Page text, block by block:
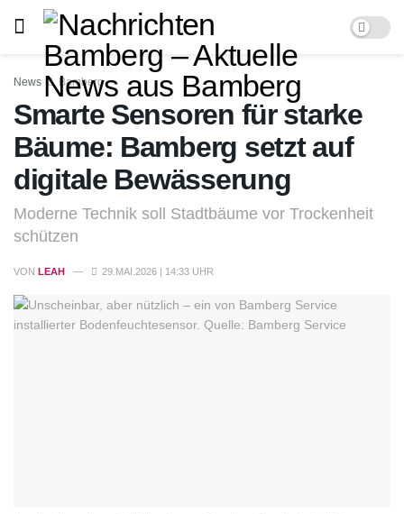
News Bamberg
Smarte Sensoren für starke
Bäume: Bamberg setzt auf
digitale Bewässerung
Moderne Technik soll Stadtbäume vor Trockenheit
schützen
VON LEAH 29.MAI.2026 | 14:33 UHR